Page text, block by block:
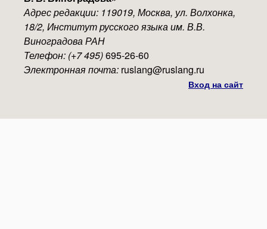
Адрес редакции: 119019, Москва, ул. Волхонка,
18/2, Институт русского языка им. В.В.
Виноградова РАН
Телефон: (+7 495)695-26-60
Электронная почта: ruslang@ruslang.ru
Вход на сайт